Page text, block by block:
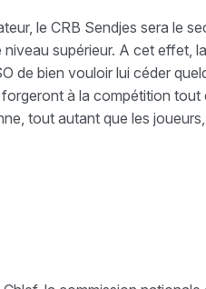
le CRB Sendjes sera le
supérieur. A cet effet,
de bien vouloir lui céder
à la compétition
tout autant que les